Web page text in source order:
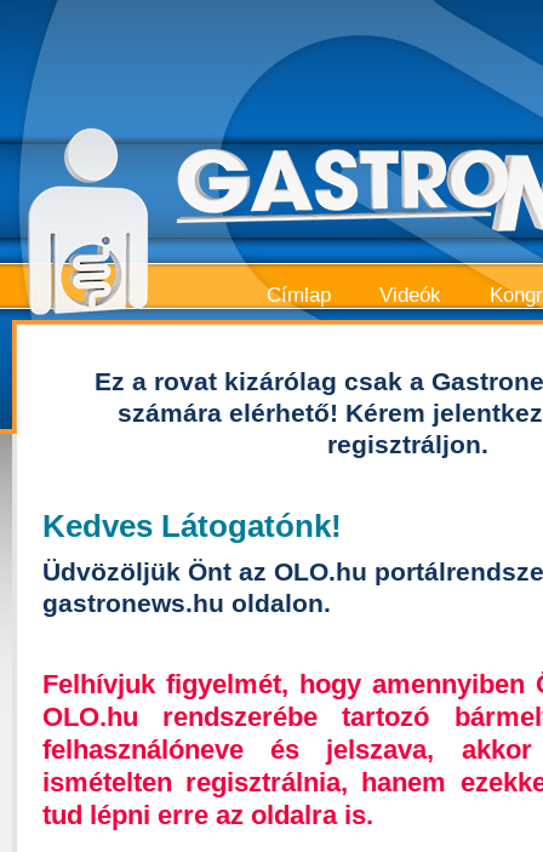
Címlap Videók
Ez a rovat kizárólag csak a
számára elérhető! Kérem
regisztráljon.
Kedves Látogatónk!
Üdvözöljük Önt az OLO.hu
gastronews.hu oldalon.
Felhívjuk figyelmét, hogy amennyiben
OLO.hu rendszerébe tartozó
felhasználóneve és jelszava,
ismételten regisztrálnia, hanem
tud lépni erre az oldalra is.